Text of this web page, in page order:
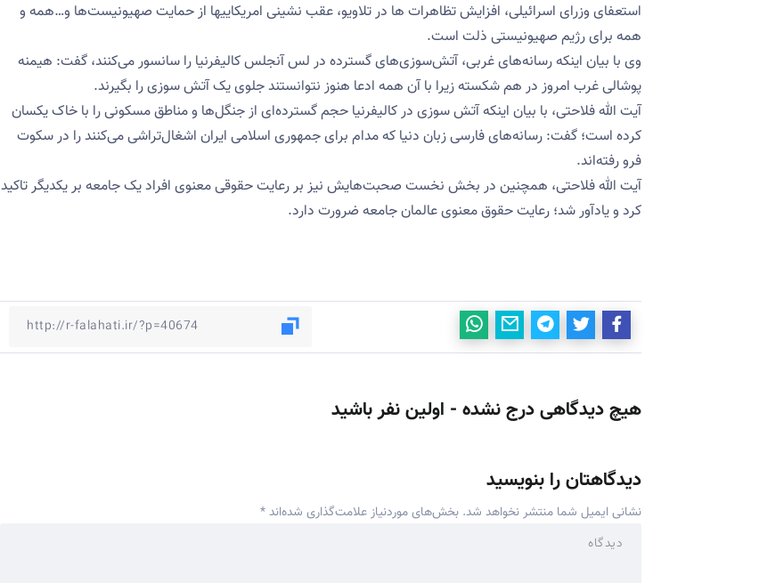
استعفای وزرای اسرائیلی، افزایش تظاهرات ها در تلاویو، عقب نشینی امریکاییها از حمایت صهیونیست‌ها و…همه و
همه برای رژیم صهیونیستی ذلت است.
وی با بیان اینکه رسانه‌های غربی، آتش‌سوزی‌های گسترده در لس آنجلس کالیفرنیا را سانسور می‌کنند، گفت: هیمنه
پوشالی غرب امروز در هم شکسته زیرا با آن همه ادعا هنوز نتوانستند جلوی یک آتش سوزی را بگیرند.
آیت الله فلاحتی، با بیان اینکه آتش سوزی در کالیفرنیا حجم گسترده‌ای از جنگل‌ها و مناطق مسکونی را با خاک یکسان
کرده است؛ گفت: رسانه‌های فارسی زبان دنیا که مدام برای جمهوری اسلامی ایران اشغال‌تراشی می‌کنند را در سکوت
فرو رفته‌اند.
آیت الله فلاحتی، همچنین در بخش نخست صحبت‌هایش نیز بر رعایت حقوقی معنوی افراد یک جامعه بر یکدیگر تاکید
کرد و یادآور شد؛ رعایت حقوق معنوی عالمان جامعه ضرورت دارد.
هیچ دیدگاهی درج نشده - اولین نفر باشید
دیدگاهتان را بنویسید
نشانی ایمیل شما منتشر نخواهد شد. بخش‌های موردنیاز علامت‌گذاری شده‌اند*